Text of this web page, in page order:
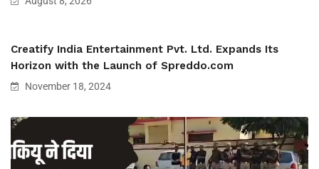
Creatify India Entertainment Pvt. Ltd. Expands Its
Horizon with the Launch of Spreddo.com
November 18, 2024